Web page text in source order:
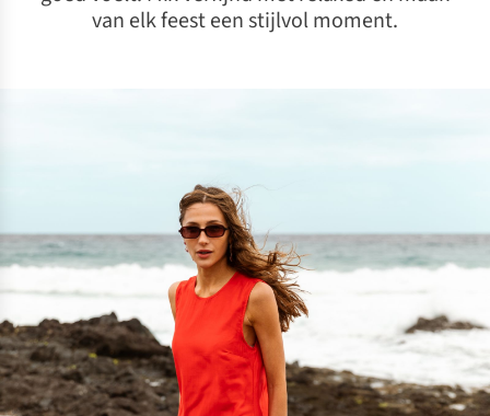
van elk feest een stijlvol moment.